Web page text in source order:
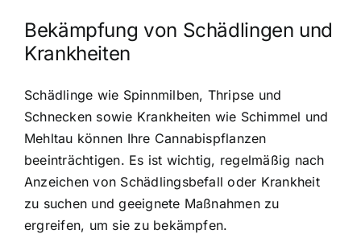
Bekämpfung von Schädlingen und
Krankheiten
Schädlinge wie Spinnmilben, Thripse und
Schnecken sowie Krankheiten wie Schimmel und
Mehltau können Ihre Cannabispflanzen
beeinträchtigen. Es ist wichtig, regelmäßig nach
Anzeichen von Schädlingsbefall oder Krankheit
zu suchen und geeignete Maßnahmen zu
ergreifen, um sie zu bekämpfen.